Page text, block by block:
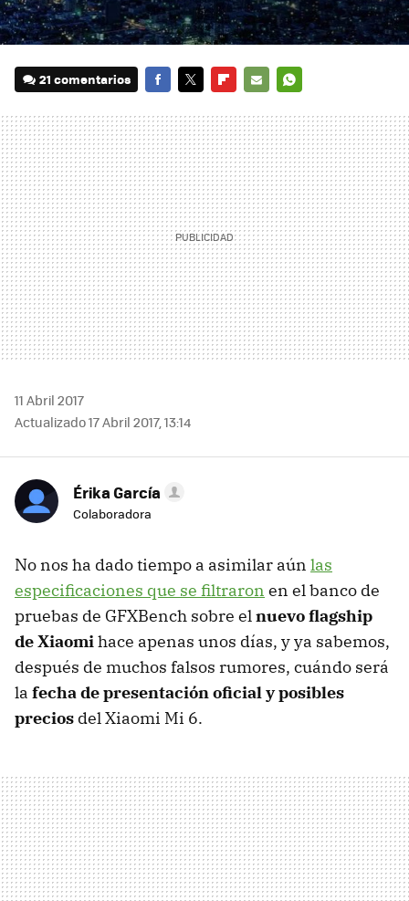
21 comentarios
MAIL
11 Abril 2017
Actualizado 17 Abril 2017, 13:14
Érika García
Colaboradora
No nos ha dado tiempo a asimilar aún las
especificaciones que se filtraron en el banco de
pruebas de GFXBench sobre elnuevo flagship
de Xiaomihace apenas unos días, y ya sabemos,
después de muchos falsos rumores, cuándo será
la fecha de presentación oficial y posibles
precios del Xiaomi Mi 6.